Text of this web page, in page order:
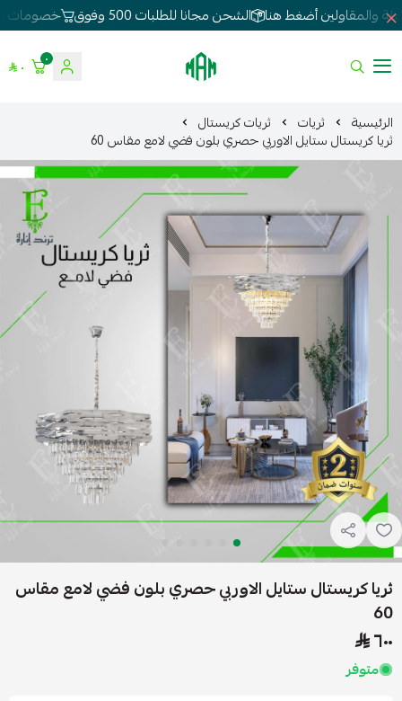
والمقاولين أضغط هنا الشحن مجانا للطلبات 500 وفوق خصومات تصل
الموسى للإنارة
٠ ٠
الرئيسية ثريات ثريات كريستال
ثريا كريستال ستايل الاوربي حصري بلون فضي لامع مقاس 60
ثريا كريستال ستايل الاوربي حصري بلون فضي لامع مقاس
60
٦٠٠
متوفر